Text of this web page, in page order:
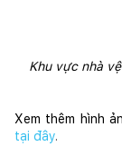
Khu vực nhà
Xem thêm hình
tại đây.